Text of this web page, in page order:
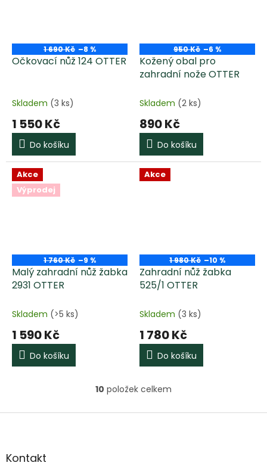
1 690 Kč –8 %
Očkovací nůž 124 OTTER
Skladem (3 ks)
1 550 Kč
Do košíku
950 Kč –6 %
Kožený obal pro
zahradní nože OTTER
Skladem (2 ks)
890 Kč
Do košíku
Akce
Výprodej
1 760 Kč –9 %
Malý zahradní nůž žabka
2931 OTTER
Skladem (>5 ks)
1 590 Kč
Do košíku
Akce
1 980 Kč –10 %
Zahradní nůž žabka
525/1 OTTER
Skladem (3 ks)
1 780 Kč
Do košíku
O
l
10 položek celkem
Z
aKontakt